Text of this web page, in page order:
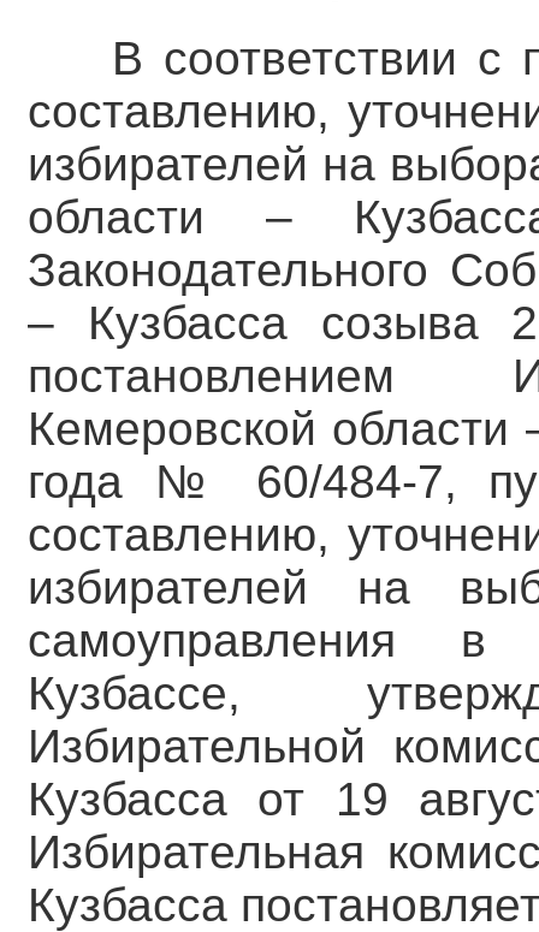
В соответствии с
составлению,
избирателей на
области –
Законодательного
– Кузбасса созыва
постановлением
Кемеровской области
года № 60/484-7,
составлению,
избирателей на
самоуправления
Кузбассе,
Избирательной
Кузбасса от 19
Избирательная
Кузбасса